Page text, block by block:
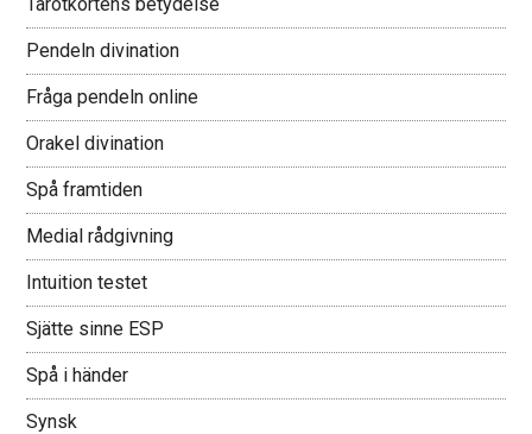
Pendeln divination
Fråga pendeln online
Orakel divination
Spå framtiden
Medial rådgivning
Intuition testet
Sjätte sinne ESP
Spå i händer
Synsk